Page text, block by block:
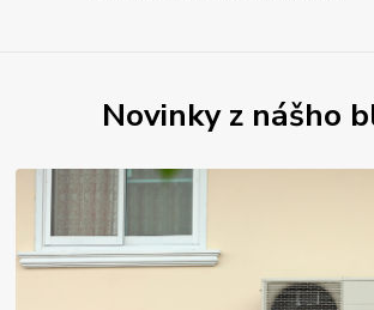
Novinky z nášho